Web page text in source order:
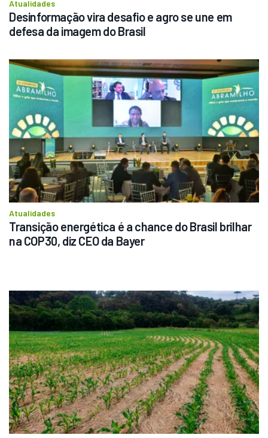
Atualidades
Desinformação vira desafio e agro se une em
defesa da imagem do Brasil
Atualidades
Transição energética é a chance do Brasil brilhar
na COP30, diz CEO da Bayer